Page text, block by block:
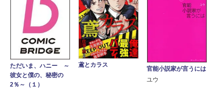
ただいま、ハニー ～
彼女と僕の、秘密の
2％～（１）
鳶とカラス
官能小説家が言うには
ユウ